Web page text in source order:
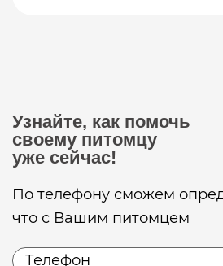
Узнайте, как помочь
своему питомцу
уже сейчас!
По телефону сможем
что с Вашим питомцем